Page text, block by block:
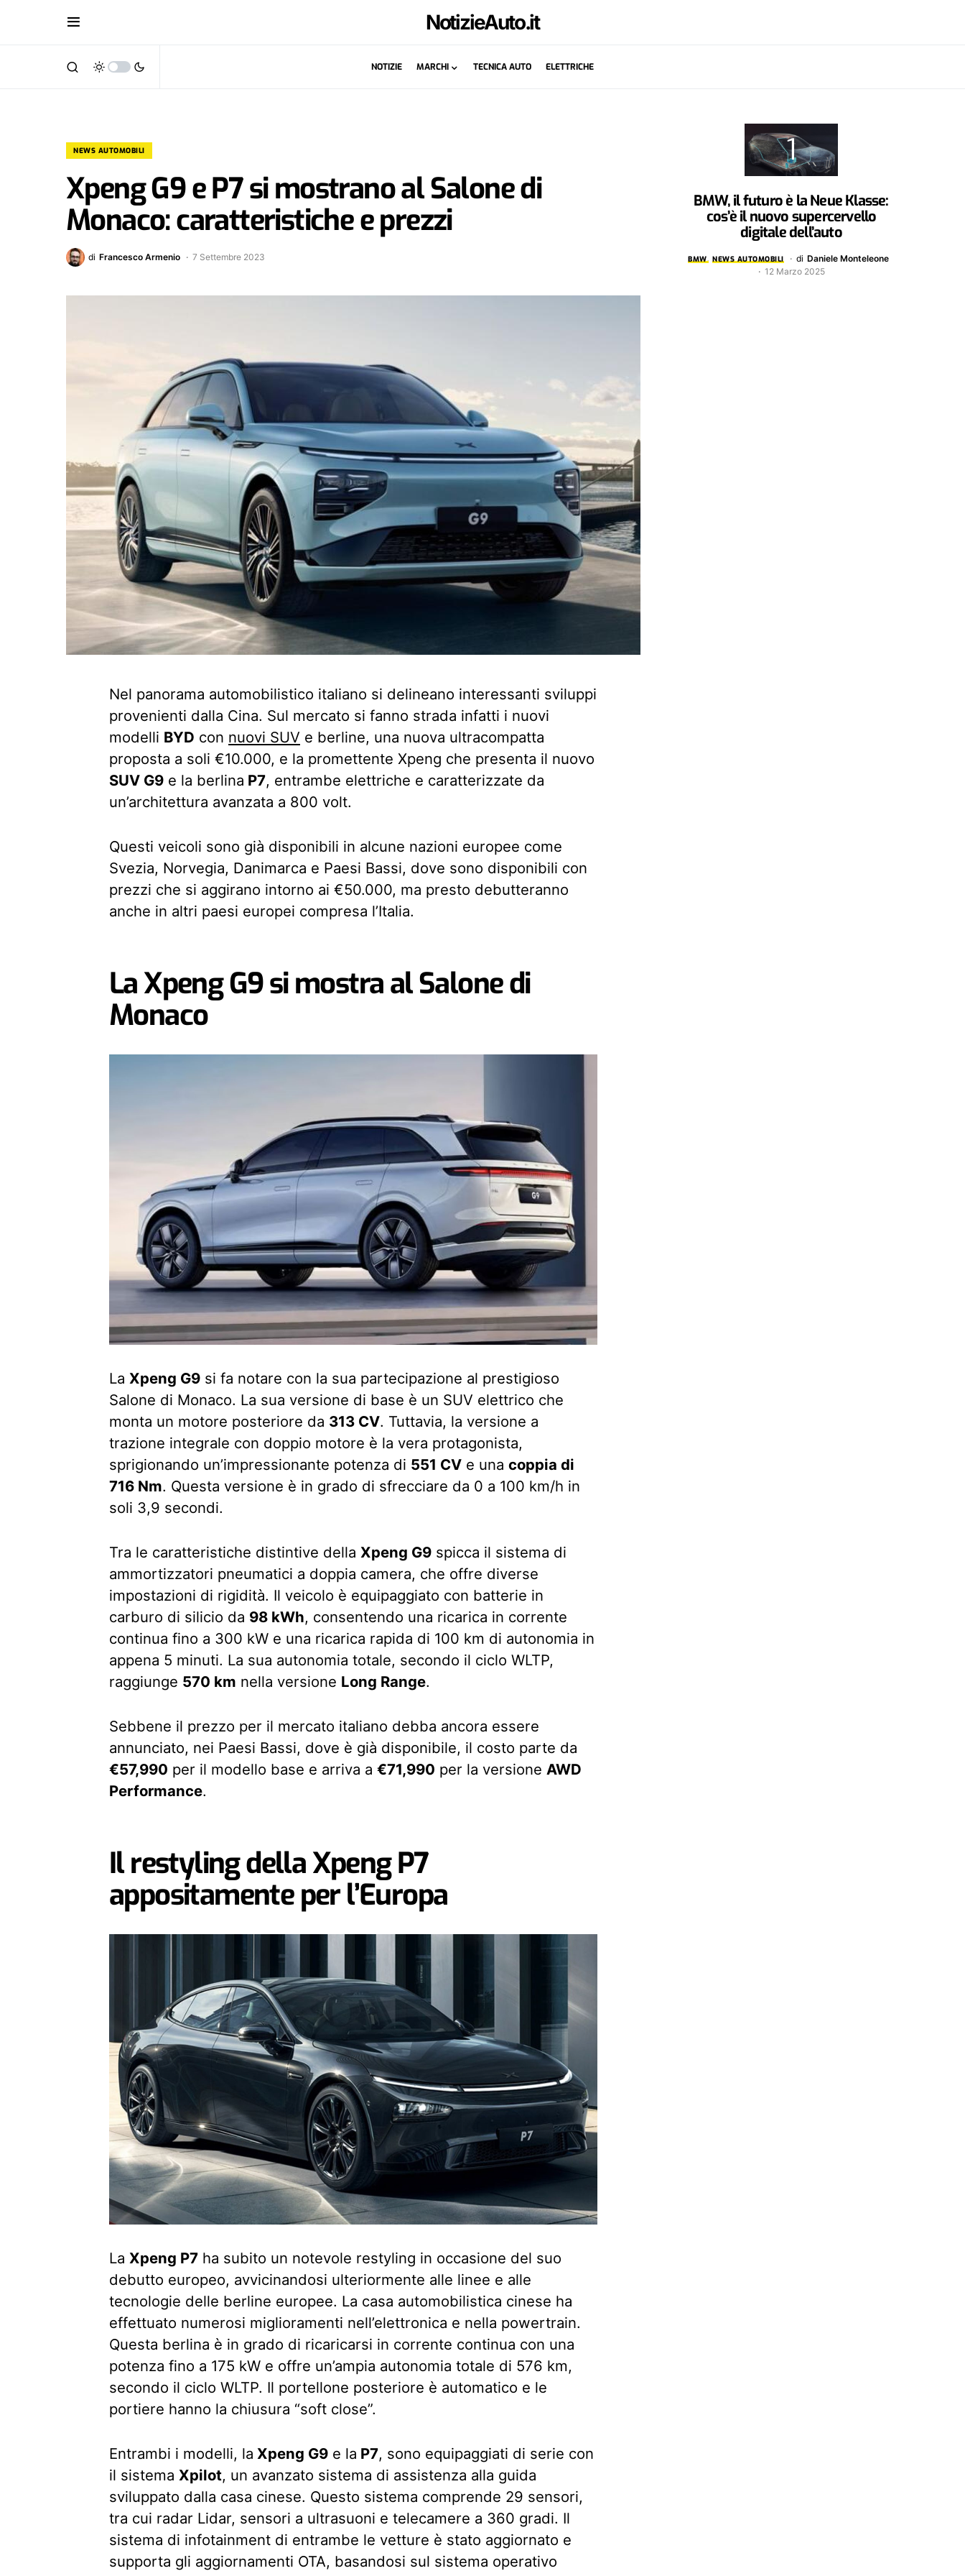
NotizieAuto.it
NOTIZIE MARCHI TECNICA AUTO ELETTRICHE
NEWS AUTOMOBILI
Xpeng G9 e P7 si mostrano al Salone di
Monaco: caratteristiche e prezzi
di Francesco Armenio 7 Settembre 2023
Nel panorama automobilistico italiano si delineano interessanti sviluppi
provenienti dalla Cina. Sul mercato si fanno strada infatti i nuovi
modelli BYD con nuovi SUV e berline, una nuova ultracompatta
proposta a soli €10.000, e la promettente Xpeng che presenta il nuovo
SUV G9 e la berlina P7, entrambe elettriche e caratterizzate da
un’architettura avanzata a 800 volt.
Questi veicoli sono già disponibili in alcune nazioni europee come
Svezia, Norvegia, Danimarca e Paesi Bassi, dove sono disponibili con
prezzi che si aggirano intorno ai €50.000, ma presto debutteranno
anche in altri paesi europei compresa l’Italia.
La Xpeng G9 si mostra al Salone di
Monaco
La Xpeng G9 si fa notare con la sua partecipazione al prestigioso
Salone di Monaco. La sua versione di base è un SUV elettrico che
monta un motore posteriore da 313 CV. Tuttavia, la versione a
trazione integrale con doppio motore è la vera protagonista,
sprigionando un’impressionante potenza di 551 CV e una coppia di
716 Nm. Questa versione è in grado di sfrecciare da 0 a 100 km/h in
soli 3,9 secondi.
Tra le caratteristiche distintive della Xpeng G9 spicca il sistema di
ammortizzatori pneumatici a doppia camera, che offre diverse
impostazioni di rigidità. Il veicolo è equipaggiato con batterie in
carburo di silicio da 98 kWh, consentendo una ricarica in corrente
continua fino a 300 kW e una ricarica rapida di 100 km di autonomia in
appena 5 minuti. La sua autonomia totale, secondo il ciclo WLTP,
raggiunge 570 km nella versione Long Range.
Sebbene il prezzo per il mercato italiano debba ancora essere
annunciato, nei Paesi Bassi, dove è già disponibile, il costo parte da
€57,990 per il modello base e arriva a €71,990 per la versione AWD
Performance.
Il restyling della Xpeng P7
appositamente per l’Europa
La Xpeng P7 ha subito un notevole restyling in occasione del suo
debutto europeo, avvicinandosi ulteriormente alle linee e alle
tecnologie delle berline europee. La casa automobilistica cinese ha
effettuato numerosi miglioramenti nell’elettronica e nella powertrain.
Questa berlina è in grado di ricaricarsi in corrente continua con una
potenza fino a 175 kW e offre un’ampia autonomia totale di 576 km,
secondo il ciclo WLTP. Il portellone posteriore è automatico e le
portiere hanno la chiusura “soft close”.
Entrambi i modelli, la Xpeng G9 e la P7, sono equipaggiati di serie con
il sistema Xpilot, un avanzato sistema di assistenza alla guida
sviluppato dalla casa cinese. Questo sistema comprende 29 sensori,
tra cui radar Lidar, sensori a ultrasuoni e telecamere a 360 gradi. Il
sistema di infotainment di entrambe le vetture è stato aggiornato e
supporta gli aggiornamenti OTA, basandosi sul sistema operativo
BMW, il futuro è la Neue Klasse:
cos’è il nuovo supercervello
digitale dell’auto
BMW NEWS AUTOMOBILI di Daniele Monteleone
12 Marzo 2025